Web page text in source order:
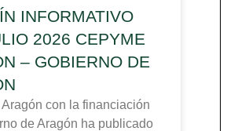
INFORMATIVO
2026 CEPYME
– GOBIERNO DE
con la financiación
de Aragón ha publicado